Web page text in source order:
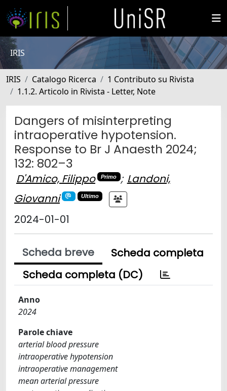
IRIS
IRIS Catalogo Ricerca
1 Contributo su Rivista
1.1.2. Articolo in Rivista - Letter, Note
Dangers of misinterpreting
intraoperative hypotension.
Response to Br J Anaesth 2024;
132: 802–3
D'Amico, Filippo Primo ; Landoni,
Giovanni
Ultimo
2024-01-01
Scheda breve
Scheda completa
Scheda completa (DC)
Anno
2024
Parole chiave
arterial blood pressure
intraoperative hypotension
intraoperative management
mean arterial pressure